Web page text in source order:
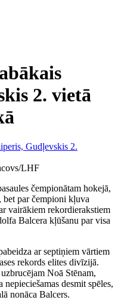
2. vietā
LHF
čempionātam hokejā,
par čempioni kļuva
vairākiem rekordierakstiem
Balcera kļūšanu par visa
ar septiņiem vārtiem
rekords elites divīzijā.
Noā Stēnam,
desmit spēles,
nonāca Balcers.